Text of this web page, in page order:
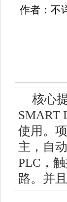
作者：
核心
SMART
使用。
主，自
PLC，
路。并